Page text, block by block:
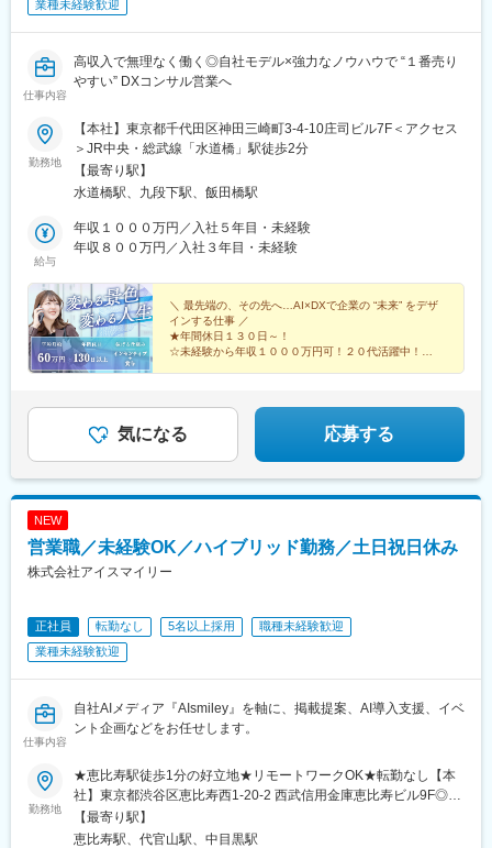
業種未経験歓迎
仕事内容
高収入で無理なく働く◎自社モデル×強力なノウハウで “１番売り
やすい” DXコンサル営業へ
勤務地
【本社】東京都千代田区神田三崎町3-4-10庄司ビル7F＜アクセス
＞JR中央・総武線「水道橋」駅徒歩2分
【最寄り駅】
水道橋駅、九段下駅、飯田橋駅
給与
年収１０００万円／入社５年目・未経験
年収８００万円／入社３年目・未経験
＼ 最先端の、その先へ…AI×DXで企業の “未来” をデザ
インする仕事 ／
★年間休日１３０日～！
☆未経験から年収１０００万円可！２０代活躍中！
☆注目のAI新事業も始動！
気になる 応募する
NEW
営業職／未経験OK／ハイブリッド勤務／土日祝日休み
株式会社アイスマイリー
正社員 転勤なし 5名以上採用
職種未経験歓迎
業種未経験歓迎
仕事内容
自社AIメディア『AIsmiley』を軸に、掲載提案、AI導入支援、イベ
ント企画などをお任せします。
勤務地
★恵比寿駅徒歩1分の好立地★リモートワークOK★転勤なし【本
社】東京都渋谷区恵比寿西1-20-2 西武信用金庫恵比寿ビル9F◎週
3～4日出社＋リモートのハイブリッド勤務を採用！※業務状況に
より出社頻度が変動する場合があります。《アクセス》JR・東京
【最寄り駅】
恵比寿駅、代官山駅、中目黒駅